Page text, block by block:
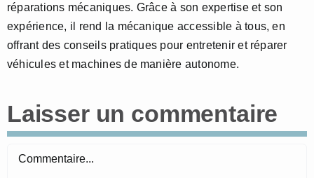
réparations mécaniques. Grâce à son expertise et son
expérience, il rend la mécanique accessible à tous, en
offrant des conseils pratiques pour entretenir et réparer
véhicules et machines de manière autonome.
Laisser un commentaire
Commentaire